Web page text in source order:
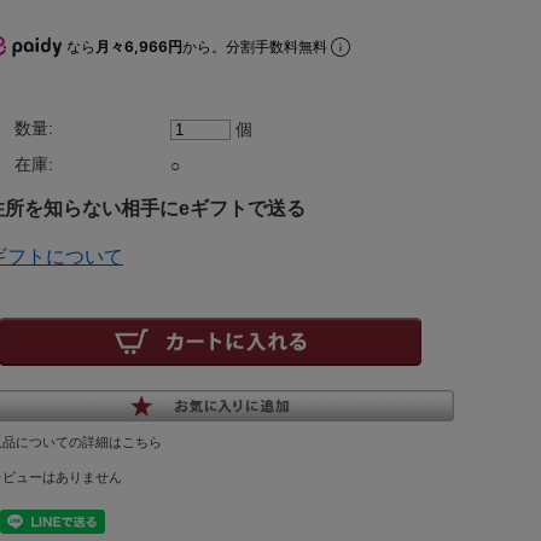
なら 月々6,966円から。分割手数料無料
数量:
個
在庫:
○
を知らない相手にeギフトで送る
フトについて
品についての詳細はこちら
ビューはありません